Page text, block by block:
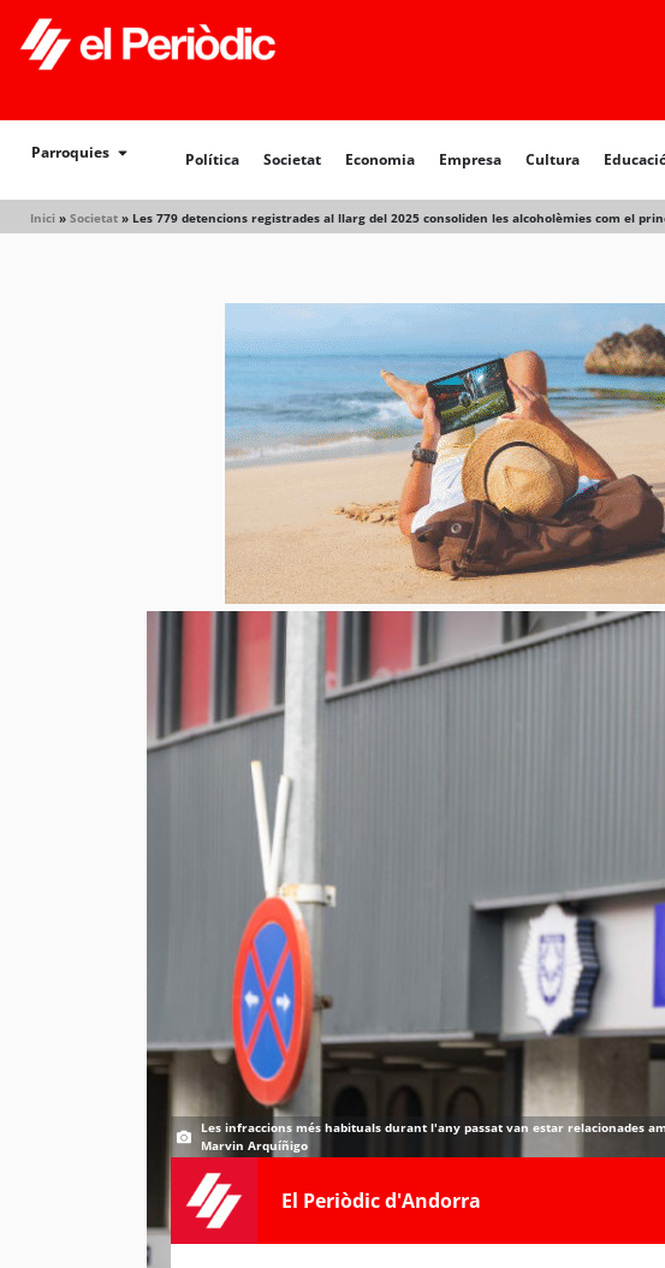
Parroquies Política Societat Economia Empresa Cultura
Inici » Societat » Les 779 detencions registrades al llarg del 2025 consoliden les alcoholèmies com el
Política Societat
Les infraccions més habituals durant l'any passat van estar relacionades
Marvin Arquíñigo
El Periòdic d'Andorra